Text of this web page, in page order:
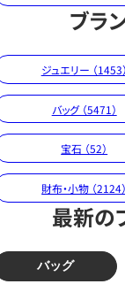
ブラ
ジュエリー （1453
バッグ （5471）
宝石 （52）
財布・小物 （2124
最新の
バッグ